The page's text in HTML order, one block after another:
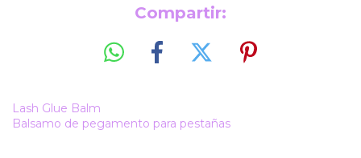
Compartir:
Lash Glue Balm
Balsamo de pegamento para pestañas